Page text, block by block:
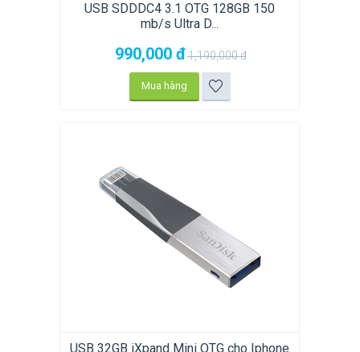
USB SDDDC4 3.1 OTG 128GB 150
mb/s Ultra D...
990,000 đ1,190,000đ
Mua hàng
USB 32GB iXpand Mini OTG cho Iphone